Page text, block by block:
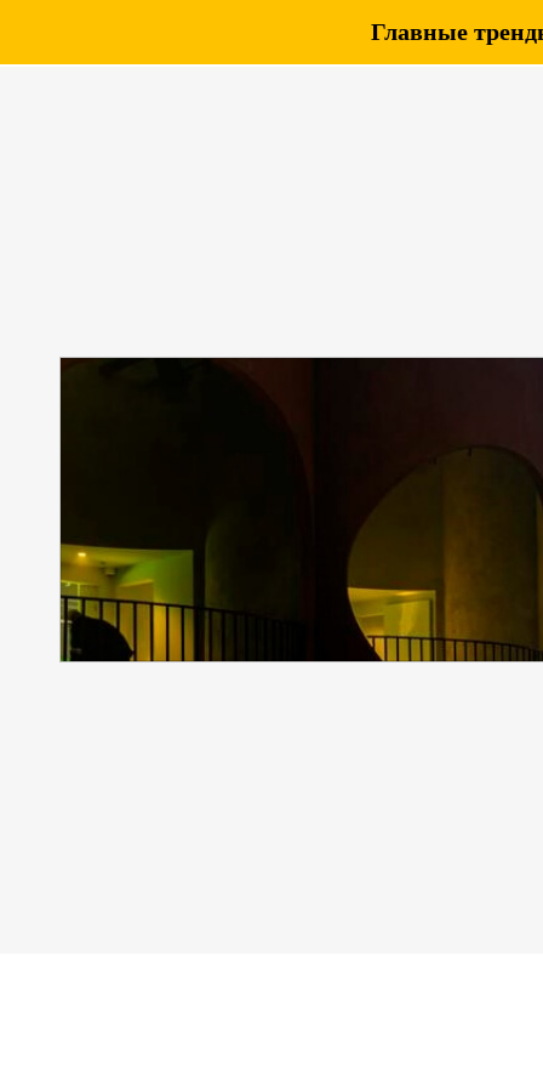
Главные